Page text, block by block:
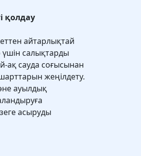
қолдау
айтарлықтай
салықтарды
ақ сауда соғысынан
жеңілдету.
ауылдық
асыруды